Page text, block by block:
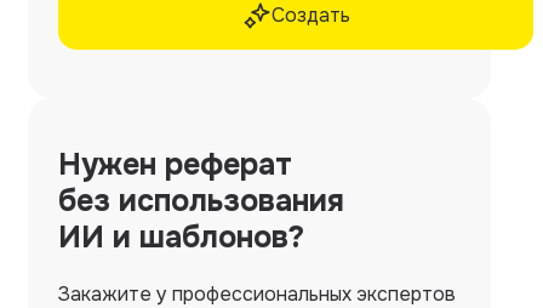
Создать
Нужен реферат
без использования
ИИ и шаблонов?
Закажите у профессиональных экспертов